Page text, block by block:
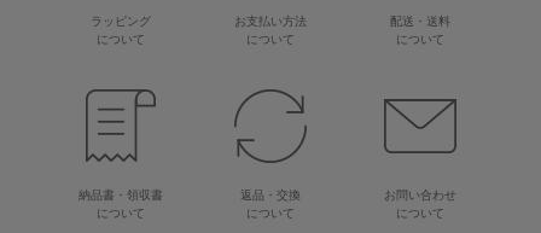
ラッピング
について
お支払い方法
について
配送・送料
について
納品書・領収書
について
返品・交換
について
お問い合わせ
について